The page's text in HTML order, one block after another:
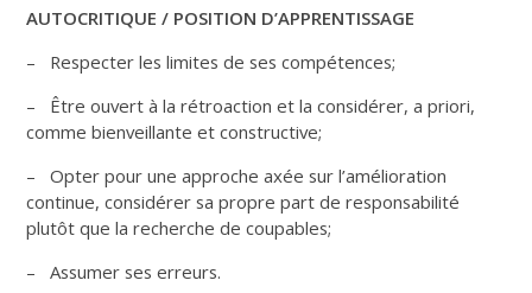
AUTOCRITIQUE / POSITION D’APPRENTISSAGE
– Respecter les limites de ses compétences;
– Être ouvert à la rétroaction et la considérer, a priori,
comme bienveillante et constructive;
– Opter pour une approche axée sur l’amélioration
continue, considérer sa propre part de responsabilité
plutôt que la recherche de coupables;
– Assumer ses erreurs.